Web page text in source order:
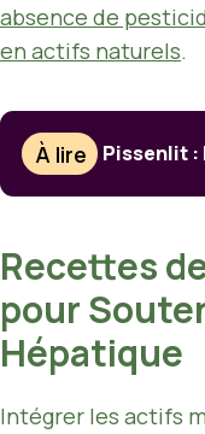
absence de
en actifs naturels.
À lire Pissenlit
Recettes
pour
Hépatique
Intégrer les actifs